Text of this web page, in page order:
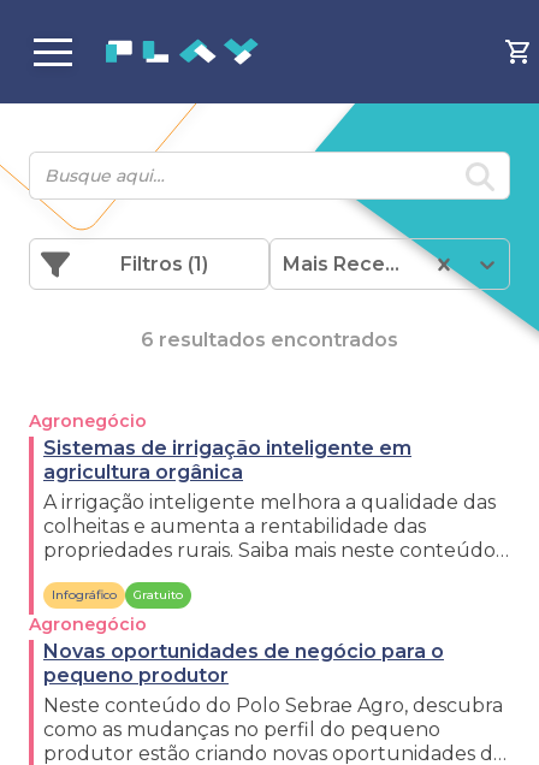
Filtros (1) Mais Recentes
6 resultados encontrados
Agronegócio
Sistemas de irrigação inteligente em
agricultura orgânica
A irrigação inteligente melhora a qualidade das
colheitas e aumenta a rentabilidade das
propriedades rurais. Saiba mais neste conteúdo
Infográfico Gratuito
Agronegócio
Novas oportunidades de negócio para o
pequeno produtor
Neste conteúdo do Polo Sebrae Agro, descubra
como as mudanças no perfil do pequeno
produtor estão criando novas oportunidades de